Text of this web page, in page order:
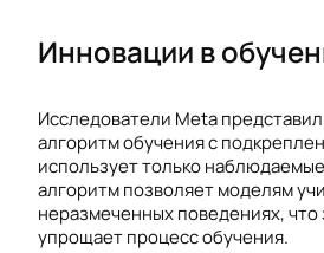
Инновации в
Исследователи Meta
алгоритм обучения с
использует только
алгоритм позволяет моделям
неразмеченных поведениях, что
упрощает процесс обучения.